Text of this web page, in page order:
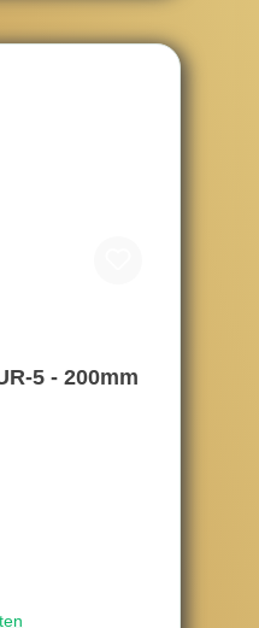
5 - 200mm